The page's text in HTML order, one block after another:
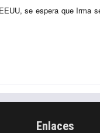
se espera que Irma
Enlaces